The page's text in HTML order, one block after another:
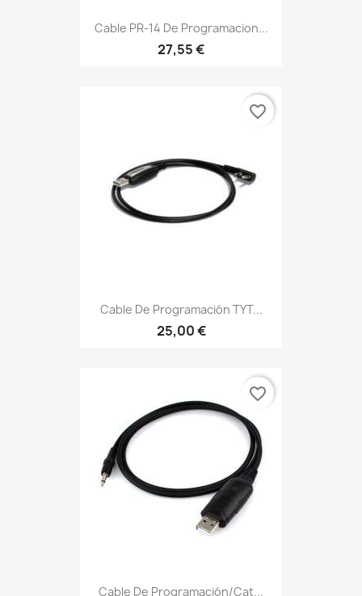
Cable PR-14 De Programacion...
27,55 €
Cable De Programación TYT...
25,00 €
favorite_border
Cable De Programación/Cat...
favorite_border